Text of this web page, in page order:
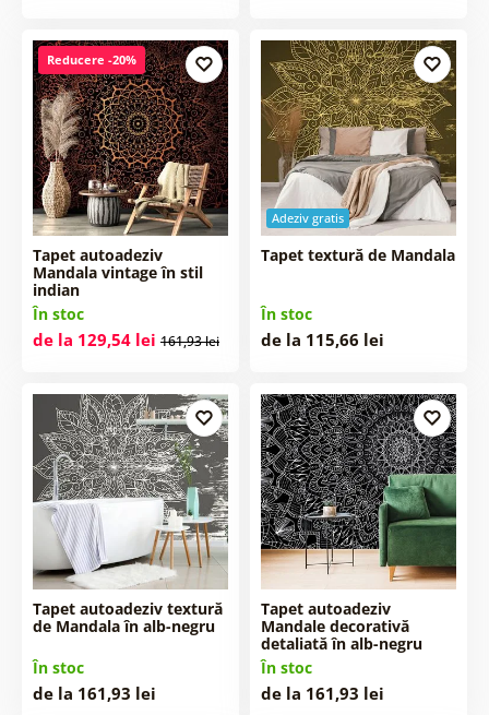
Reducere -20%
Tapet autoadeziv
Mandala vintage în stil
indian
În stoc
de la 129,54 lei 161,93 lei
Adeziv gratis
Tapet textură de Mandala
În stoc
de la 115,66 lei
Tapet autoadeziv textură
de Mandala în alb-negru
În stoc
de la 161,93 lei
Tapet autoadeziv
Mandale decorativă
detaliată în alb-negru
În stoc
de la 161,93 lei